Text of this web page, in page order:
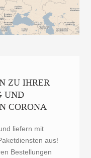
ZU IHRER
UND
CORONA
liefern mit
aus!
Bestellungen